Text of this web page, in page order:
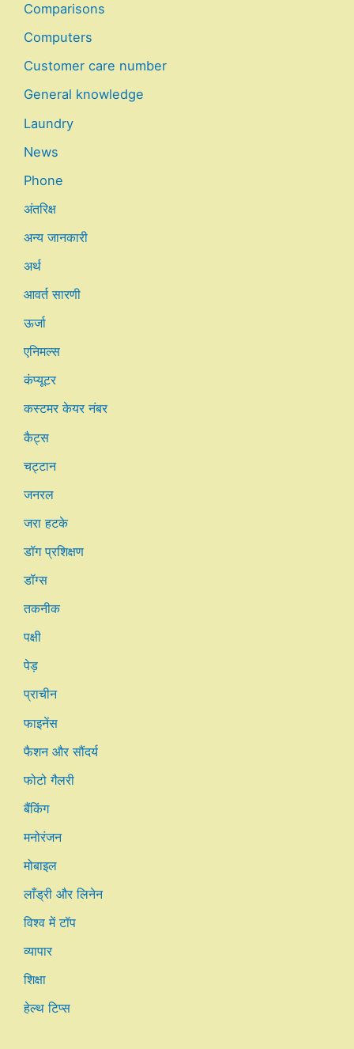
Comparisons
Computers
Customer care number
General knowledge
Laundry
News
Phone
अंतरिक्ष
अन्य जानकारी
अर्थ
आवर्त सारणी
ऊर्जा
एनिमल्स
कंप्यूटर
कस्टमर केयर नंबर
कैट्स
चट्टान
जनरल
जरा हटके
डॉग प्रशिक्षण
डॉग्स
तकनीक
पक्षी
पेड़
प्राचीन
फाइनेंस
फैशन और सौंदर्य
फोटो गैलरी
बैंकिंग
मनोरंजन
मोबाइल
लाँड्री और लिनेन
विश्व में टॉप
व्यापार
शिक्षा
हेल्थ टिप्स